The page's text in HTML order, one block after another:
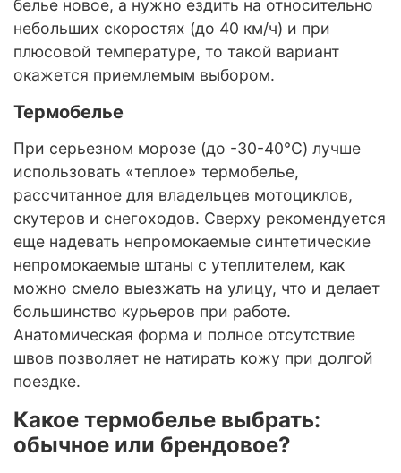
белье новое, а нужно ездить на относительно
небольших скоростях (до 40 км/ч) и при
плюсовой температуре, то такой вариант
окажется приемлемым выбором.
Термобелье
При серьезном морозе (до -30-40°C) лучше
использовать «теплое» термобелье,
рассчитанное для владельцев мотоциклов,
скутеров и снегоходов. Сверху рекомендуется
еще надевать непромокаемые синтетические
непромокаемые штаны с утеплителем, как
можно смело выезжать на улицу, что и делает
большинство курьеров при работе.
Анатомическая форма и полное отсутствие
швов позволяет не натирать кожу при долгой
поездке.
Какое термобелье выбрать:
обычное или брендовое?